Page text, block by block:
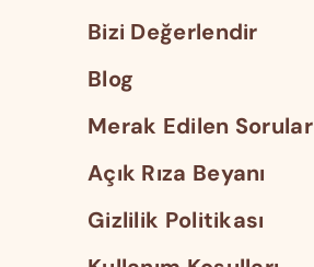
Bizi Değerlendir
Blog
Merak Edilen Sorular
Açık Rıza Beyanı
Gizlilik Politikası